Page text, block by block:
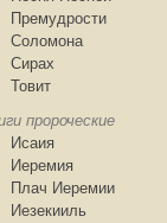
Премудрости
Соломона
Сирах
Товит
пророческие
Исаия
Иеремия
Плач Иеремии
Иезекииль